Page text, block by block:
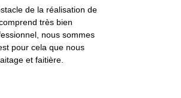
de la réalisation de
très bien
nous sommes
pour cela que nous
et faitière.